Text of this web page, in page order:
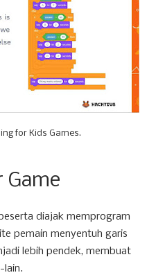
for Kids Games.
Game
diajak memprogram
pemain menyentuh garis
lebih pendek, membuat
lain.